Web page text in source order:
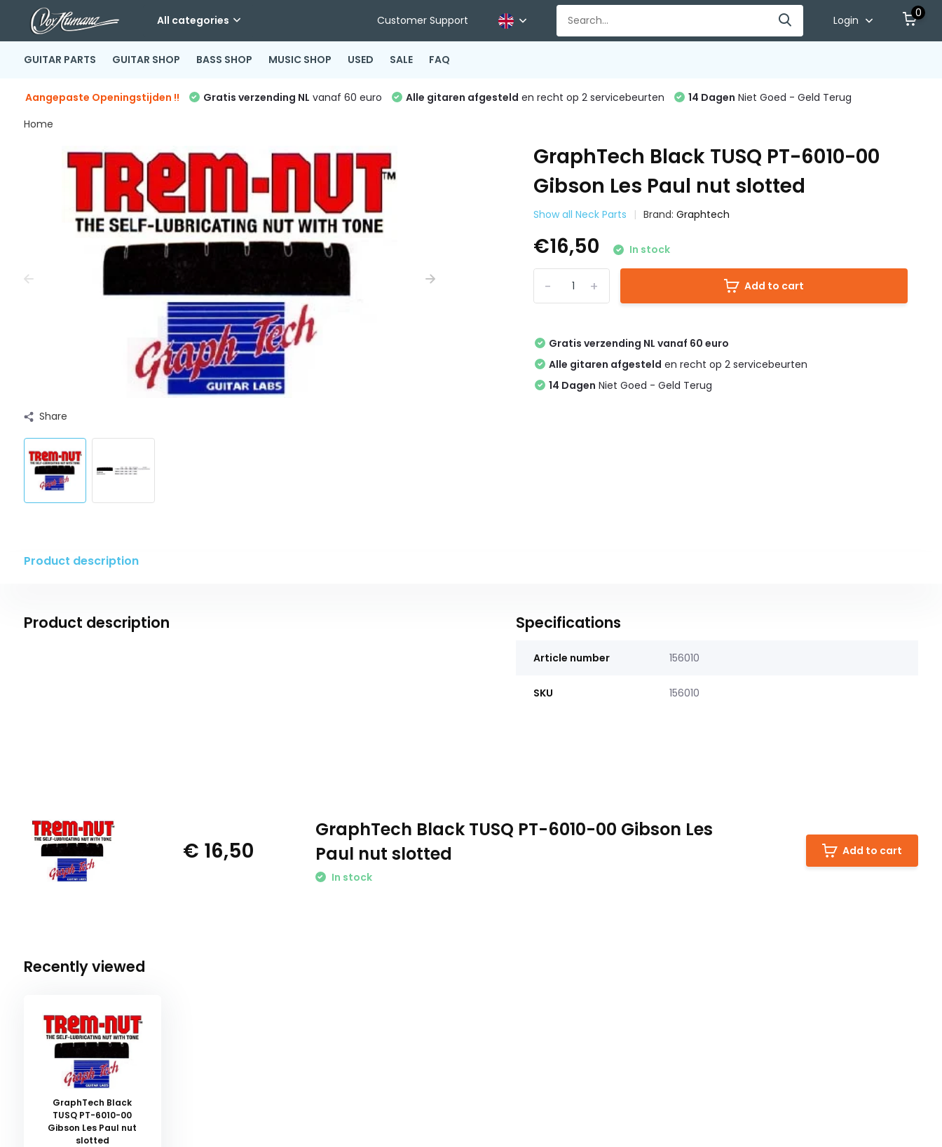
All categories Customer Support Login
0
GUITAR PARTS GUITAR SHOP BASS SHOP MUSIC SHOP USED SALE FAQ
Aangepaste Openingstijden !! Gratis verzending NL vanaf 60 euro Alle gitaren afgesteld en recht op 2 servicebeurten 14 Dagen Niet Goed - Geld Terug
Home
Share
GraphTech Black TUSQ PT-6010-00
Gibson Les Paul nut slotted
Show all Neck Parts Brand:Graphtech
€16,50 In stock
+
- Add to cart
Gratis verzending NL vanaf 60 euro
Alle gitaren afgesteld en recht op 2 servicebeurten
14 Dagen Niet Goed - Geld Terug
Product description
Product description Specifications
Article number 156010
SKU 156010
€ 16,50
GraphTech Black TUSQ PT-6010-00 Gibson Les
Paul nut slotted
In stock
Add to cart
Recently viewed
GraphTech Black
TUSQ PT-6010-00
Gibson Les Paul nut
slotted